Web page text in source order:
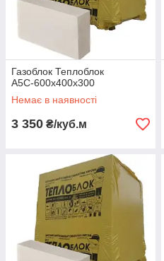
Газоблок Теплоблок
А5С-600х400х300
Немає в наявності
3 350 ₴/куб.м